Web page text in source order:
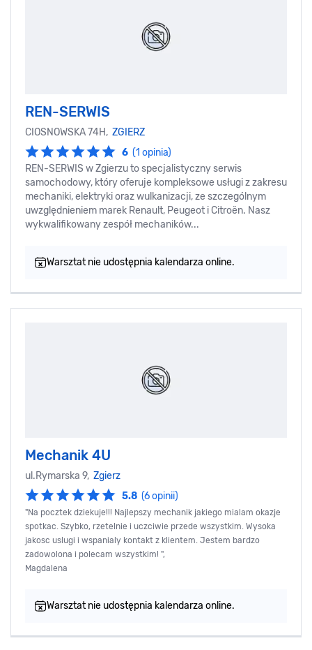
REN-SERWIS
CIOSNOWSKA 74H, ZGIERZ
6 (1 opinia)
REN-SERWIS w Zgierzu to specjalistyczny serwis
samochodowy, który oferuje kompleksowe usługi z zakresu
mechaniki, elektryki oraz wulkanizacji, ze szczególnym
uwzględnieniem marek Renault, Peugeot i Citroën. Nasz
wykwalifikowany zespół mechaników...
Warsztat nie udostępnia kalendarza online.
Mechanik 4U
ul.Rymarska 9, Zgierz
5.8 (6 opinii)
"Na pocztek dziekuje!!! Najlepszy mechanik jakiego mialam okazje
spotkac. Szybko, rzetelnie i uczciwie przede wszystkim. Wysoka
jakosc uslugi i wspanialy kontakt z klientem. Jestem bardzo
zadowolona i polecam wszystkim! ",
Magdalena
Warsztat nie udostępnia kalendarza online.